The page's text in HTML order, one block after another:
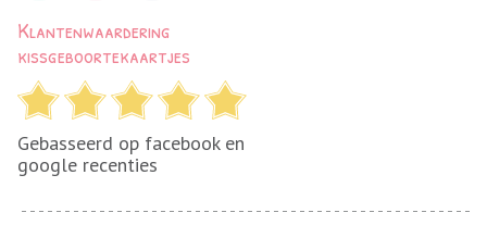
Klantenwaardering
kissgeboortekaartjes
Gebasseerd op facebook en
google recenties